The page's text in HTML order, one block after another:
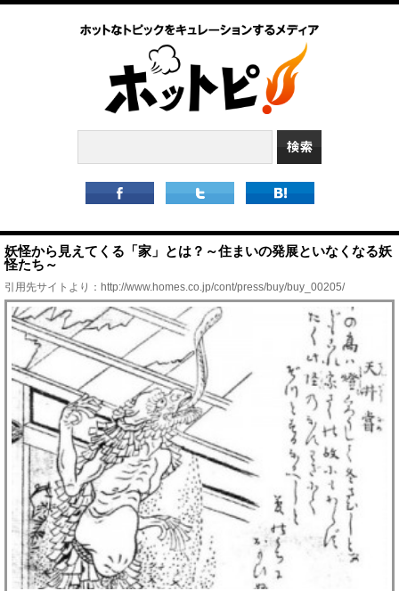
妖怪から見えてくる「家」とは？～住まいの発展といなくなる妖
怪たち～
引用先サイトより： http://www.homes.co.jp/cont/press/buy/buy_00205/